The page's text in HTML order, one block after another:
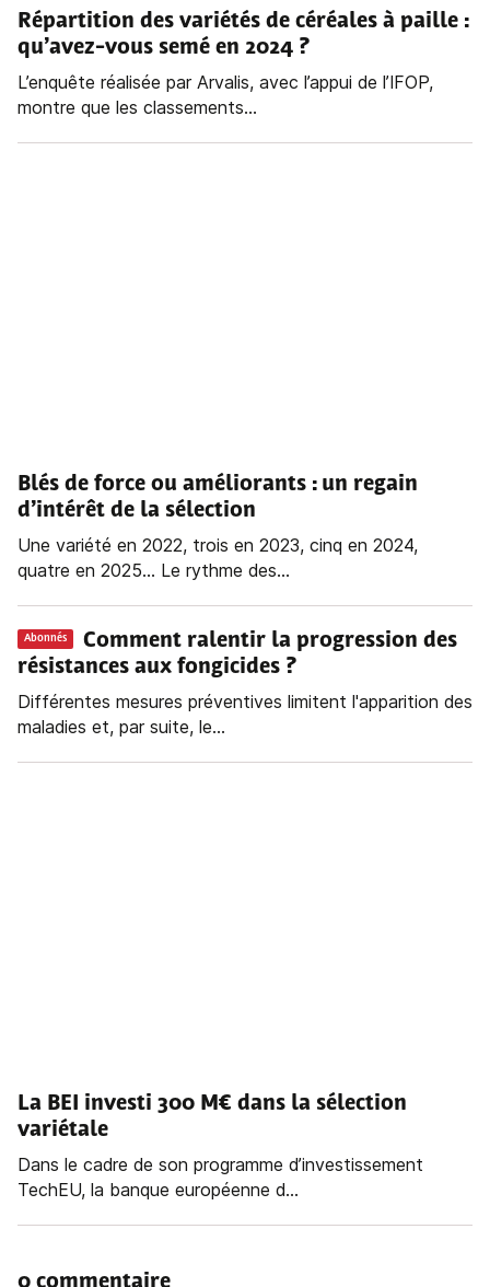
Répartition des variétés de céréales à paille :
qu’avez-vous semé en 2024 ?
L’enquête réalisée par Arvalis, avec l’appui de l’IFOP,
montre que les classements...
Blés de force ou améliorants : un regain
d’intérêt de la sélection
Une variété en 2022, trois en 2023, cinq en 2024,
quatre en 2025… Le rythme des...
Abonnés
Comment ralentir la progression des
résistances aux fongicides ?
Différentes mesures préventives limitent l'apparition des
maladies et, par suite, le...
La BEI investi 300 M€ dans la sélection
variétale
Dans le cadre de son programme d’investissement
TechEU, la banque européenne d...